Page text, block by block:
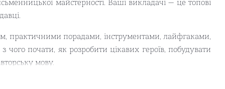
майстерності. Ваші викладачі — це топові
практичними порадами, інструментами, лайфгаками,
почати, як розробити цікавих героїв, побудувати
мову.
завдань.